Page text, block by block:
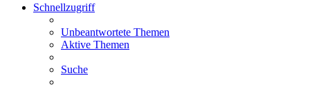
Schnellzugriff
Unbeantwortete Themen
Aktive Themen
Suche